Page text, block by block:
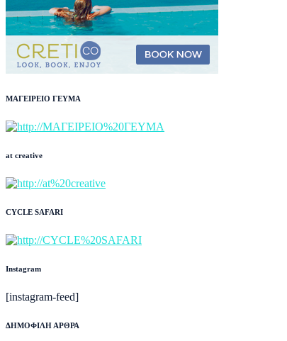
ΜΑΓΕΙΡΕΙΟ ΓΕΥΜΑ
at creative
CYCLE SAFARI
Instagram
[instagram-feed]
ΔΗΜΟΦΙΛΗ ΑΡΘΡΑ